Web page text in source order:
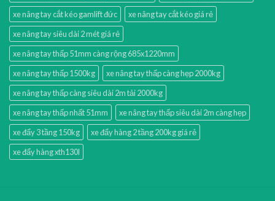
xe nâng tay cắt kéo gamlift đức
xe nâng tay cắt kéo giá rẻ
xe nâng tay siêu dài 2 mét giá rẻ
xe nâng tay thấp 51mm càng rộng 685x1220mm
xe nâng tay thấp 1500kg
xe nâng tay thấp càng hẹp 2000kg
xe nâng tay thấp càng siêu dài 2m tải 2000kg
xe nâng tay thấp nhất 51mm
xe nâng tay thấp siêu dài 2m càng hẹp
xe đẩy 3 tầng 150kg
xe đẩy hàng 2 tầng 200kg giá rẻ
xe đẩy hàng xth130l